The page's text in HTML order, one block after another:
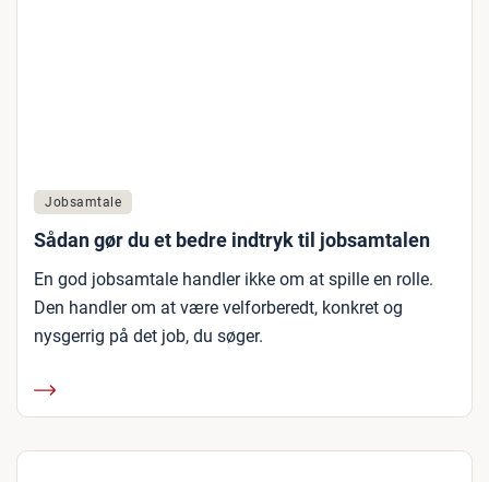
Jobsamtale
Sådan gør du et bedre indtryk til jobsamtalen
En god jobsamtale handler ikke om at spille en rolle.
Den handler om at være velforberedt, konkret og
nysgerrig på det job, du søger.